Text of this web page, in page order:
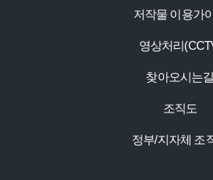
저작물 이용가
영상처리
찾아오시는길
조직도
정부/지자체 조